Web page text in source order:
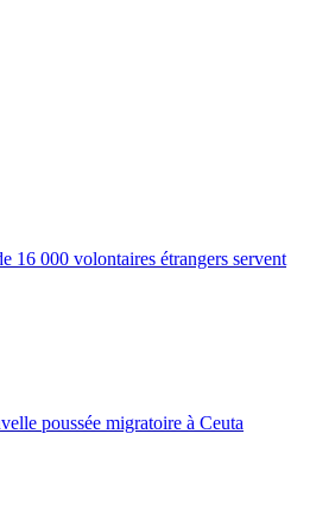
16 000 volontaires étrangers servent
poussée migratoire à Ceuta